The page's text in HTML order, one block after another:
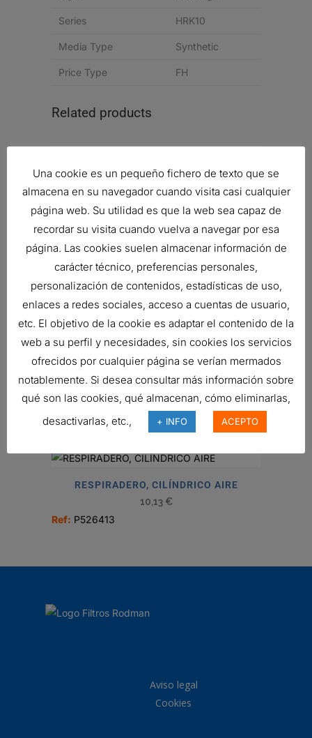
Series HRK10
Media Type Synthetic
Price Type FH
Related products
RESPIRADERO, CIL?NDRICO AIRE
Ref: P528234
CÁRTER SPIRACLE
80,43€
Ref:P607673
12,43€
Ref:P784790
RESPIRADERO, CILÍNDRICO AIRE
10,13 €
Ref: P526413
Aviso legal
Cookies
Una cookie es un pequeño fichero de texto que se
almacena en su navegador cuando visita casi cualquier
página web. Su utilidad es que la web sea capaz de
recordar su visita cuando vuelva a navegar por esa
página. Las cookies suelen almacenar información de
carácter técnico, preferencias personales,
personalización de contenidos, estadísticas de uso,
enlaces a redes sociales, acceso a cuentas de usuario,
etc. El objetivo de la cookie es adaptar el contenido de la
web a su perfil y necesidades, sin cookies los servicios
ofrecidos por cualquier página se verían mermados
notablemente. Si desea consultar más información sobre
qué son las cookies, qué almacenan, cómo eliminarlas,
desactivarlas, etc.,
+ INFO ACEPTO